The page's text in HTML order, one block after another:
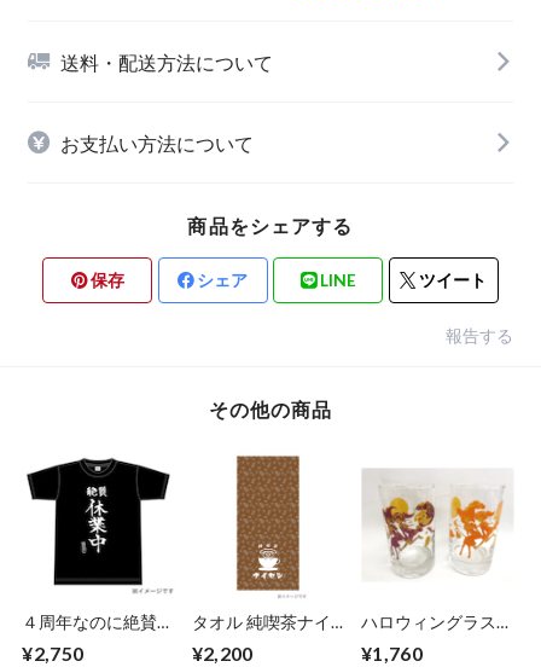
送料・配送方法について
お支払い方法について
商品をシェアする
保存 シェア LINE ツイート
報告する
その他の商品
４周年なのに絶賛休
¥2,750
タオル 純喫茶ナイ
¥2,200
ハロウィングラス
¥1,760